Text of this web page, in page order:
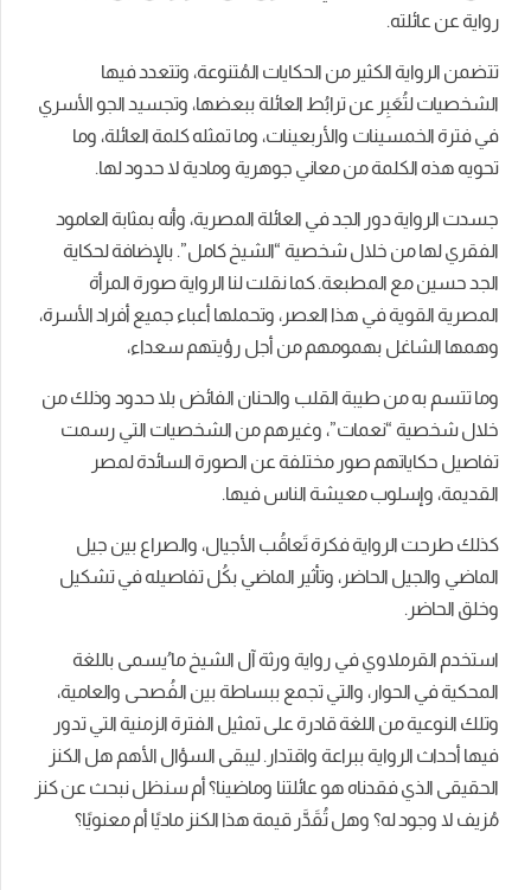
رواية عن عائلته.
تتضمن الرواية الكثير من الحكايات المُتنوعة، وتتعدد فيها
الشخصيات لتُعَبِر عن ترابُط العائلة ببعضها، وتجسيد الجو الأسري
في فترة الخمسينات والأربعينات، وما تمثله كلمة العائلة، وما
تحويه هذه الكلمة من معاني جوهرية ومادية لا حدود لها.
جسدت الرواية دور الجد في العائلة المصرية، وأنه بمثابة العامود
الفقري لها من خلال شخصية “الشيخ كامل”. بالإضافة لحكاية
الجد حسين مع المطبعة. كما نقلت لنا الرواية صورة المرأة
المصرية القوية في هذا العصر، وتحملها أعباء جميع أفراد الأسرة،
وهمها الشاغل بهمومهم من أجل رؤيتهم سعداء،
وما تتسم به من طيبة القلب والحنان الفائض بلا حدود وذلك من
خلال شخصية “نعمات”، وغيرهم من الشخصيات التي رسمت
تفاصيل حكاياتهم صور مختلفة عن الصورة السائدة لمصر
القديمة، وإسلوب معيشة الناس فيها.
كذلك طرحت الرواية فكرة تَعاقُب الأجيال، والصراع بين جيل
الماضي والجيل الحاضر، وتأثير الماضي بكُل تفاصيله في تشكيل
وخلق الحاضر.
استخدم القرملاوي في رواية ورثة آل الشيخ ما ُيسمى باللغة
المحكية في الحوار، والتي تجمع ببساطة بين الفُصحى والعامية،
وتلك النوعية من اللغة قادرة على تمثيل الفترة الزمنية التي تدور
فيها أحداث الرواية ببراعة واقتدار. ليبقى السؤال الأهم هل الكنز
الحقيقى الذي فقدناه هو عائلتنا وماضينا؟ أم سنظل نبحث عن كنز
مُزيف لا وجود له؟ وهل تُقَدَّر قيمة هذا الكنز ماديًا أم معنويًا؟